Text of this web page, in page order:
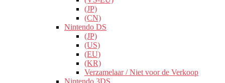
(JP)
(CN)
Nintendo DS
(JP)
(US)
(EU)
(KR)
Verzamelaar / Niet voor de Verkoop